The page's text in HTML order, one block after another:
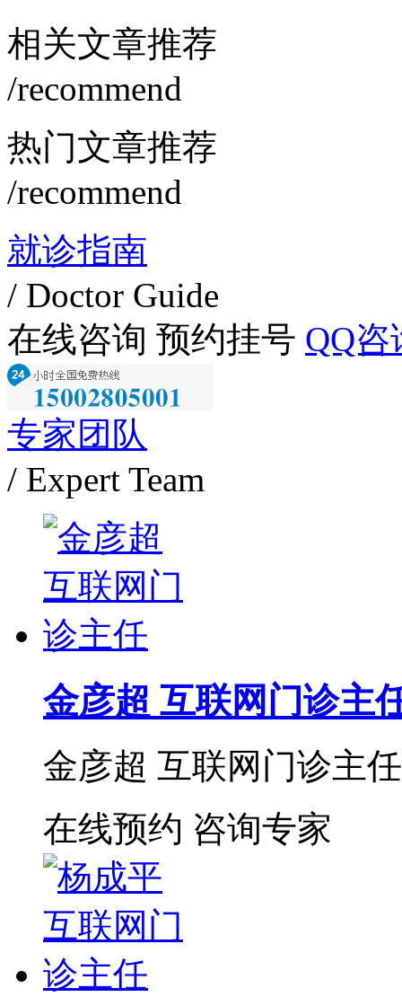
相关文章推荐
/recommend
热门文章推荐
/recommend
就诊指南
/ Doctor Guide
在线咨询 预约挂号 QQ咨
专家团队
/ Expert Team
金彦超 互联网门诊主
金彦超 互联网门诊主
在线预约 咨询专家